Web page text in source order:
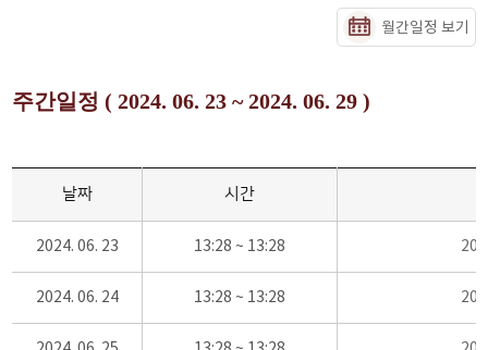
월간일정 보기
주간일정 ( 2024. 06. 23 ~ 2024. 06. 29 )
날짜 시간
2024. 06. 23 13:28 ~ 13:28
2024. 06. 24 13:28 ~ 13:28